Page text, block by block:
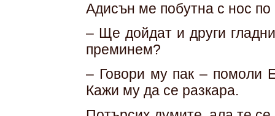
Адисън ме побутна с нос по
– Ще дойдат и други
преминем?
– Говори му пак – помоли
Кажи му да се разкара.